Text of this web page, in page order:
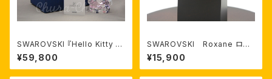
SWAROVSKI 『Hello Kitty H
earts（ハローキティ・ハート）・2
012年限定品』 スワロフスキー
商品番号1142934
¥59,800
SWAROVSKI Roxane ロン
グペンダント
¥15,900